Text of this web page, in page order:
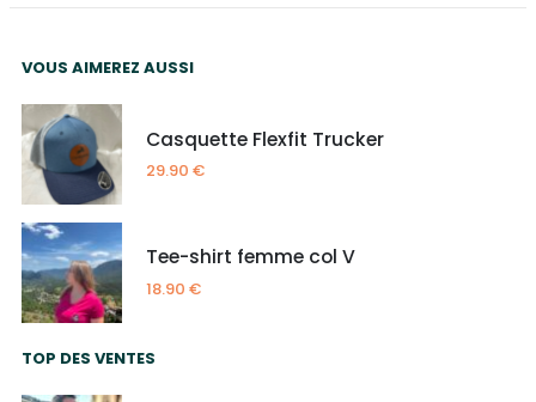
VOUS AIMEREZ AUSSI
Casquette Flexfit Trucker
29.90 €
Tee-shirt femme col V
18.90 €
TOP DES VENTES